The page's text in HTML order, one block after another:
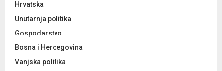
Hrvatska
Unutarnja politika
Gospodarstvo
Bosna i Hercegovina
Vanjska politika